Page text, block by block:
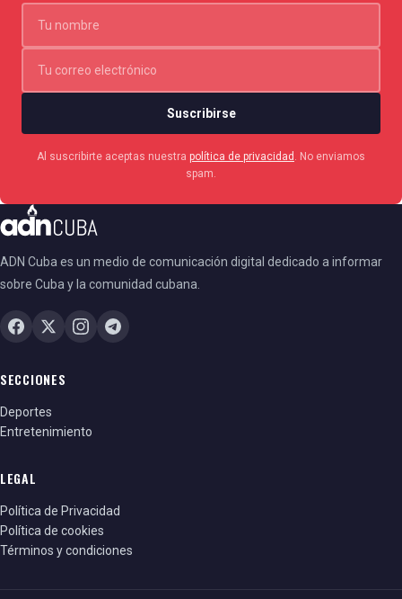
Suscribirse
Al suscribirte aceptas nuestra política de privacidad
. No enviamos
spam.
ADN Cuba es un medio de comunicación digital dedicado a informar
sobre Cuba y la comunidad cubana.
SECCIONES
Deportes
Entretenimiento
LEGAL
Política de Privacidad
Política de cookies
Términos y condiciones